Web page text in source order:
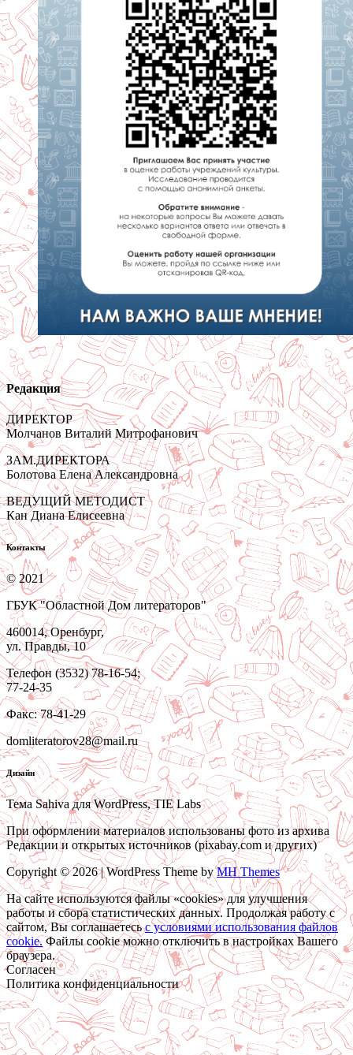
Редакция
ДИРЕКТОР
Молчанов Виталий Митрофанович
ЗАМ.ДИРЕКТОРА
Болотова Елена Александровна
ВЕДУЩИЙ МЕТОДИСТ
Кан Диана Елисеевна
Контакты
© 2021
ГБУК "Областной Дом литераторов"
460014, Оренбург,
ул. Правды, 10
Телефон (3532) 78-16-54;
77-24-35
Факс: 78-41-29
domliteratorov28@mail.ru
Дизайн
Тема Sahiva для WordPress, TIE Labs
При оформлении материалов использованы фото из архива
Редакции и открытых источников (pixabay.com и других)
Copyright © 2026 | WordPress Theme byMH Themes
На сайте используются файлы «cookies» для улучшения
работы и сбора статистических данных. Продолжая работу с
сайтом, Вы соглашаетесьc условиями использования файлов
cookie. Файлы cookie можно отключить в настройках Вашего
браузера.
Согласен
Политика конфиденциальности